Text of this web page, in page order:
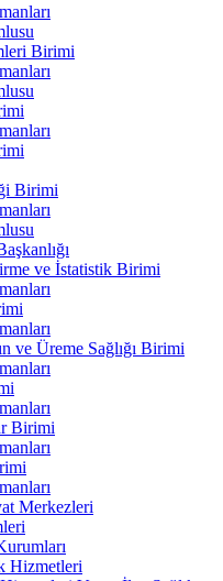
Birimi
Birimi
ve İstatistik Birimi
ve Üreme Sağlığı Birimi
Birimi
Merkezleri
Hizmetleri